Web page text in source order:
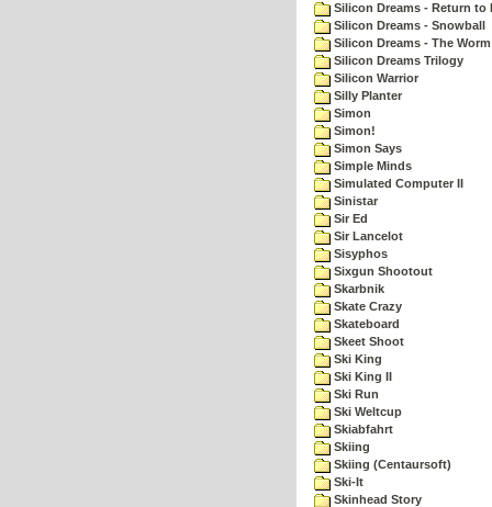
Silicon Dreams - Return to
Silicon Dreams - Snowball
Silicon Dreams - The
Silicon Dreams Trilogy
Silicon Warrior
Silly Planter
Simon
Simon!
Simon Says
Simple Minds
Simulated Computer II
Sinistar
Sir Ed
Sir Lancelot
Sisyphos
Sixgun Shootout
Skarbnik
Skate Crazy
Skateboard
Skeet Shoot
Ski King
Ski King II
Ski Run
Ski Weltcup
Skiabfahrt
Skiing
Skiing (Centaursoft)
Ski-It
Skinhead Story